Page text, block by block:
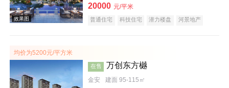
效果图
20000 元/平米
普通住宅 科技住宅 潜力楼盘
河景地产
均价为5200元/平方米
在售 万创东方樾
金安 建面 95-115㎡